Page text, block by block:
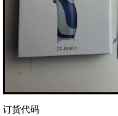
订货代码